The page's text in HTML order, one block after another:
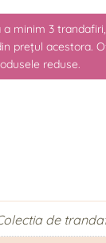
a minim 3
prețul acestora.
reduse.
de